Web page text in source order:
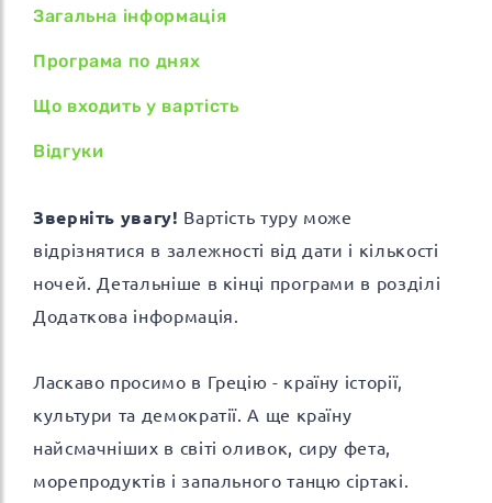
Загальна інформація
Програма по днях
Що входить у вартість
Відгуки
Зверніть увагу! Вартість туру може
відрізнятися в залежності від дати і кількості
ночей. Детальніше в кінці програми в розділі
Додаткова інформація.
Ласкаво просимо в Грецію - країну історії,
культури та демократії. А ще країну
найсмачніших в світі оливок, сиру фета,
морепродуктів і запального танцю сіртакі.